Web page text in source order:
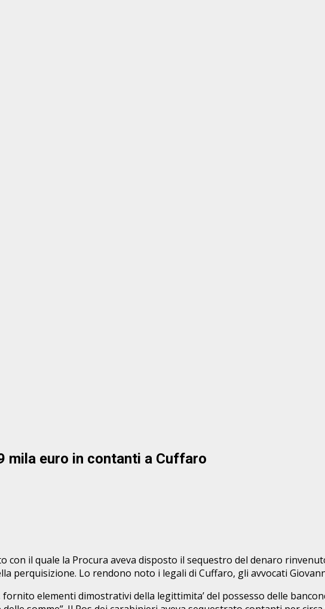
mila euro in contanti a Cuffaro
il quale la Procura aveva disposto il sequestro del denaro
perquisizione. Lo rendono noto i legali di Cuffaro, gli avvocati
elementi dimostrativi della legittimita’ del possesso delle